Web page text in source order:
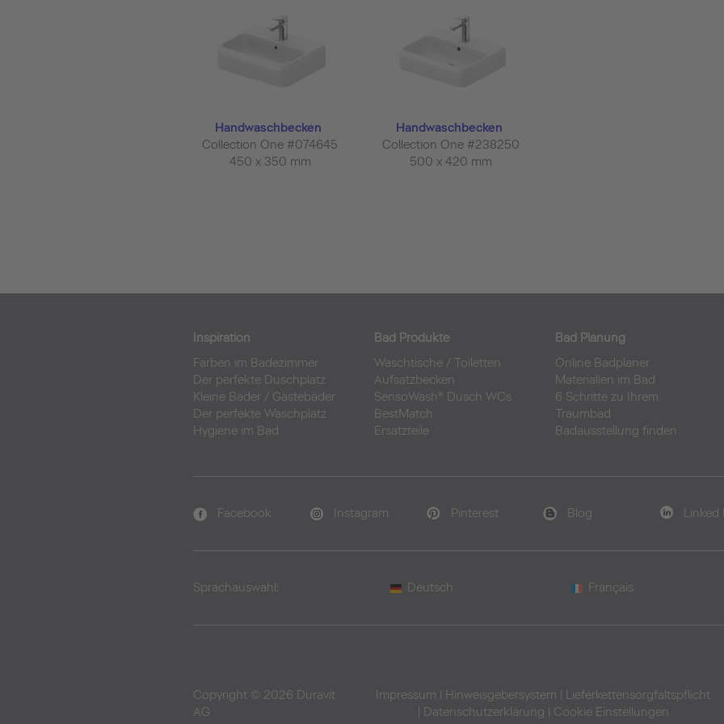
Handwaschbecken
Collection One #074645
450 x 350 mm
Handwaschbecken
Collection One #238250
500 x 420 mm
Inspiration
Farben im Badezimmer
Der perfekte Duschplatz
Kleine Bäder / Gästebäder
Der perfekte Waschplatz
Hygiene im Bad
Bad Produkte
Waschtische / Toiletten
Aufsatzbecken
SensoWash® Dusch WCs
BestMatch
Ersatzteile
Bad Planung
Online Badplaner
Materialien im Bad
6 Schritte zu Ihrem
Traumbad
Badausstellung finden
Facebook Instagram Pinterest Blog Linked
Sprachauswahl: Deutsch Français
Copyright © 2026 Duravit
AG
Impressum | Hinweisgebersystem | Lieferkettensorgfaltspflicht
| Datenschutzerklärung | Cookie Einstellungen